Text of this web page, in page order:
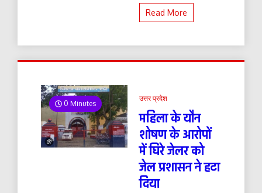
Read More
0 Minutes
उत्तर प्रदेश
महिला के यौन
शोषण के आरोपों
में घिरे जेलर को
जेल प्रशासन ने हटा
दिया